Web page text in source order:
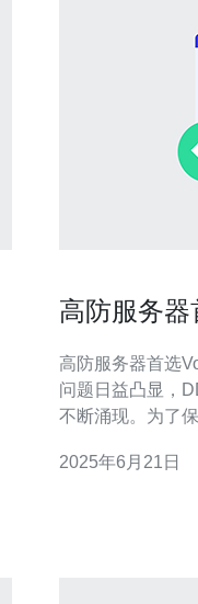
高防服务器
高防服务器首选Vosent香港 在当今
问题日益凸显，
不断涌现。为了
多年经验和技术
2025年6月21日